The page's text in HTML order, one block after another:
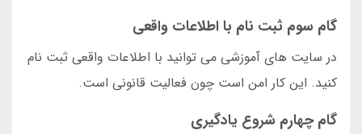
گام سوم ثبت نام با اطلاعات واقعی
در سایت های آموزشی می توانید با اطلاعات واقعی ثبت نام
کنید. این کار امن است چون فعالیت قانونی است.
گام چهارم شروع یادگیری